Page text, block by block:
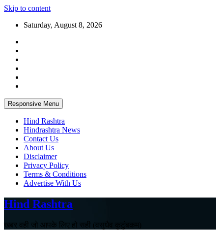
Skip to content
Saturday, August 8, 2026
Responsive Menu
Hind Rashtra
Hindrashtra News
Contact Us
About Us
Disclaimer
Privacy Policy
Terms & Conditions
Advertise With Us
Hind Rashtra
खबर वही जो आपके लिए हो सही (वसुधैव कुटुंबकम)